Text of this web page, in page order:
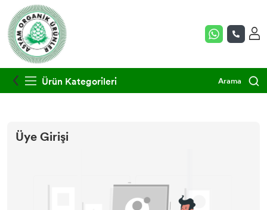
Ürün Kategorileri Arama
Üye Girişi